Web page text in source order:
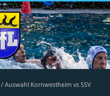
/ Auswahl Kornwestheim vs SSV